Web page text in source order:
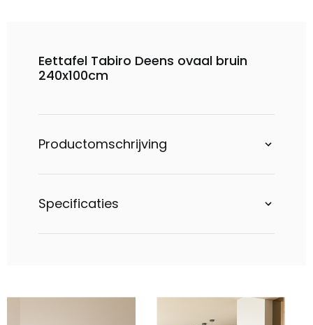
Eettafel Tabiro Deens ovaal bruin
240x100cm
Productomschrijving
Specificaties